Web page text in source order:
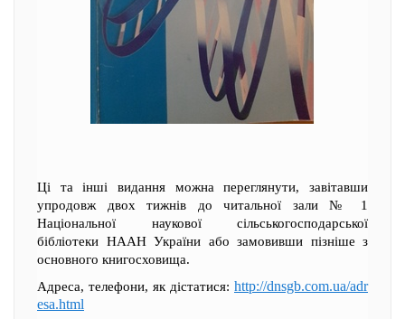
Ці та інші видання можна переглянути, завітавши
упродовж двох тижнів до читальної зали № 1
Національної наукової сільськогосподарської
бібліотеки НААН України або замовивши пізніше з
основного книгосховища.
Адреса, телефони, як дістатися: http://dnsgb.com.ua/adr
esa.html